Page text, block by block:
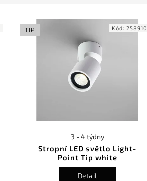
TIP
Stropní LED světlo Light-
Point Tip white
3 - 4 týdny
Detail
Kód:258910